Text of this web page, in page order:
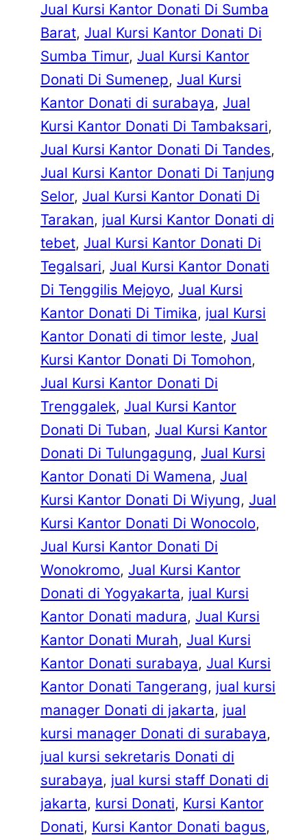
Jual Kursi Kantor Donati Di Sumba
Barat, Jual Kursi Kantor Donati Di
Sumba Timur, Jual Kursi Kantor
Donati Di Sumenep, Jual Kursi
Kantor Donati di surabaya, Jual
Kursi Kantor Donati Di Tambaksari
Jual Kursi Kantor Donati Di Tandes
Jual Kursi Kantor Donati Di Tanjung
Selor, Jual Kursi Kantor Donati Di
Tarakan, jual Kursi Kantor Donati di
tebet, Jual Kursi Kantor Donati Di
Tegalsari, Jual Kursi Kantor Donati
Di Tenggilis Mejoyo, Jual Kursi
Kantor Donati Di Timika, jual Kursi
Kantor Donati di timor leste, Jual
Kursi Kantor Donati Di Tomohon
Jual Kursi Kantor Donati Di
Trenggalek, Jual Kursi Kantor
Donati Di Tuban, Jual Kursi Kantor
Donati Di Tulungagung, Jual Kursi
Kantor Donati Di Wamena, Jual
Kursi Kantor Donati Di Wiyung, Jual
Kursi Kantor Donati Di Wonocolo
Jual Kursi Kantor Donati Di
Wonokromo, Jual Kursi Kantor
Donati di Yogyakarta, jual Kursi
Kantor Donati madura, Jual Kursi
Kantor Donati Murah, Jual Kursi
Kantor Donati surabaya, Jual Kursi
Kantor Donati Tangerang, jual kursi
manager Donati di jakarta, jual
kursi manager Donati di surabaya
jual kursi sekretaris Donati di
surabaya, jual kursi staff Donati di
jakarta, kursi Donati, Kursi Kantor
Donati, Kursi Kantor Donati bagus